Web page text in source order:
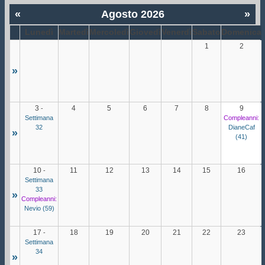
« »
Agosto 2026
Lunedì Martedì Mercoledì Giovedì Venerdì Sabato Domenica
»
1 2
»
3 -
Settimana
32
4 5 6 7 8 9
Compleanni:
DianeCaf
(41)
»
10-
Settimana
33
Compleanni:
Nevio (59)
11 12 13 14 15 16
»
17 -
Settimana
34
18 19 20 21 22 23